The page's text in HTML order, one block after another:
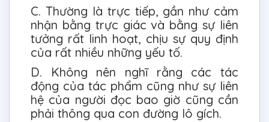
C. Thường là trực tiếp, gần như cảm
nhận bằng trực giác và bằng sự liên
tưởng rất linh hoạt, chịu sự quy định
của rất nhiều những yếu tố.
D. Không nên nghĩ rằng các tác
động của tác phẩm cũng như sự liên
hệ của người đọc bao giờ cũng cần
phải thông qua con đường lô gích.